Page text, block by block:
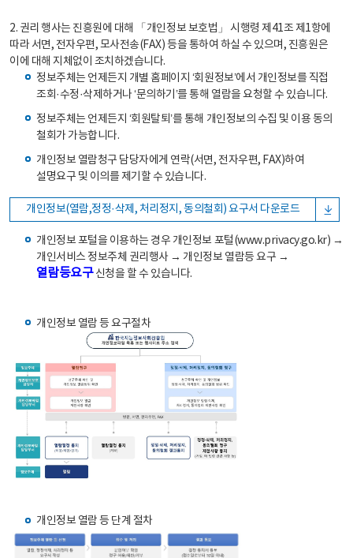
2. 권리 행사는 진흥원에 대해 「개인정보 보호법」 시행령 제41조 제1항에
따라 서면, 전자우편, 모사전송(FAX) 등을 통하여 하실 수 있으며, 진흥원은
이에 대해 지체없이 조치하겠습니다.
정보주체는 언제든지 개별 홈페이지 ‘회원정보’에서 개인정보를 직접
조회·수정·삭제하거나 ‘문의하기’를 통해 열람을 요청할 수 있습니다.
정보주체는 언제든지 ‘회원탈퇴’를 통해 개인정보의 수집 및 이용 동의
철회가 가능합니다.
개인정보 열람청구 담당자에게 연락(서면, 전자우편, FAX)하여
설명요구 및 이의를 제기할 수 있습니다.
개인정보(열람,정정·삭제, 처리정지, 동의철회) 요구서 다운로드
개인정보 포털을 이용하는 경우 개인정보 포털(www.privacy.go.kr) →
개인서비스 정보주체 권리행사 → 개인정보 열람등 요구 →
열람등요구신청을 할 수 있습니다.
개인정보 열람 등 요구절차
개인정보 열람 등 단계 절차